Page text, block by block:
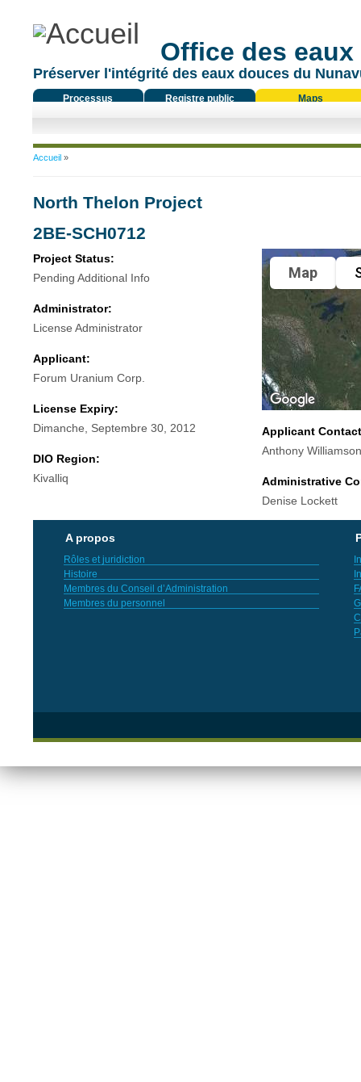
Office des
Préserver l'intégrité des eaux douces du
Processus
Registre public Maps
Vous êtes ici
Accueil»
North Thelon Project
2BE-SCH0712
Project Status:
Pending Additional Info
Administrator:
License Administrator
Applicant:
Forum Uranium Corp.
License Expiry:
Dimanche, Septembre 30, 2012
DIO Region:
Kivalliq
Map
Applicant
Anthony Williamson
Administrative
Denise Lockett
A propos
Rôles et juridiction
Histoire
Membres du Conseil d’Administration
Membres du personnel